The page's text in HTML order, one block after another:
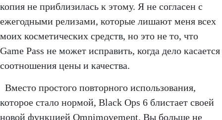
копия не приблизилась к этому. Я не согласен с
ежегодными релизами, которые лишают меня всех
моих косметических средств, но это не то, что
Game Pass не может исправить, когда дело касается
соотношения цены и качества.
Вместо простого повторного использования,
которое стало нормой, Black Ops 6 блистает своей
новой функцией Omnimovement. Вы больше не